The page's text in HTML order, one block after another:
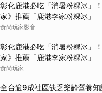
彰化鹿港必吃「消暑粉粿冰」
家》推薦「鹿港李家粉粿冰」
食尚玩家影音
彰化鹿港必吃「消暑粉粿冰」
家》推薦「鹿港李家粉粿冰」
食尚玩家
全台逾9成社區缺乏樂齡營養